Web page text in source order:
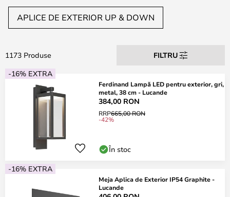
APLICE DE EXTERIOR UP & DOWN
1173 Produse
FILTRU
-16% EXTRA
Ferdinand Lampă LED pentru exterior, gri,
metal, 38 cm - Lucande
384,00 RON
RRP665,00 RON
-42%
În stoc
-16% EXTRA
Meja Aplica de Exterior IP54 Graphite -
Lucande